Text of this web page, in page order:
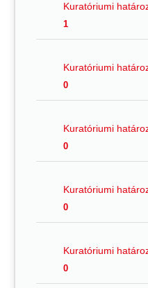
Kuratóriumi
1
Kuratóriumi
0
Kuratóriumi
0
Kuratóriumi
0
Kuratóriumi
0